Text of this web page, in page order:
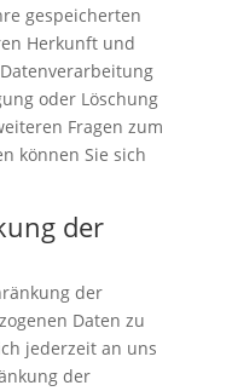
gespeicherten
Herkunft und
oder Löschung
Fragen zum
können Sie sich
der
der
Daten zu
jederzeit an uns
der